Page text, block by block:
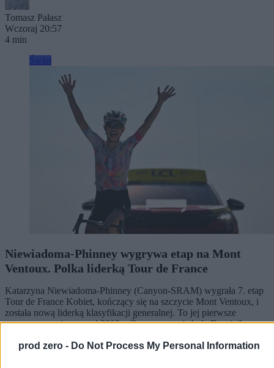
prod zero - Do Not Process My Personal Information
Tomasz Pałasz
Wczoraj 20:57
4 min
Niewiadoma-Phinney wygrywa etap na Mont
Ventoux. Polka liderką Tour de France
Katarzyna Niewiadoma-Phinney (Canyon-SRAM) wygrała 7. etap
Tour de France Kobiet, kończący się na szczycie Mont Ventoux, i
została nową liderką klasyfikacji generalnej. To jej pierwsze
etapowe zwycięstwo od 2019 r. Ósma na etapie była Dominika